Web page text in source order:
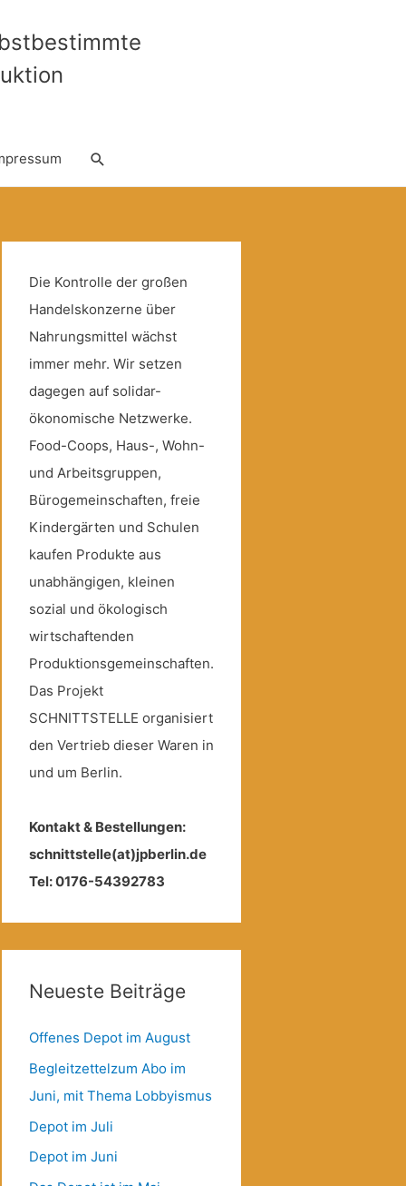
Suche
Die Kontrolle der großen
Handelskonzerne über
Nahrungsmittel wächst
immer mehr. Wir setzen
dagegen auf solidar-
ökonomische Netzwerke.
Food-Coops, Haus-, Wohn-
und Arbeitsgruppen,
Bürogemeinschaften, freie
Kindergärten und Schulen
kaufen Produkte aus
unabhängigen, kleinen
sozial und ökologisch
wirtschaftenden
Produktionsgemeinschaften.
Das Projekt
SCHNITTSTELLE organisiert
den Vertrieb dieser Waren in
und um Berlin.
Kontakt & Bestellungen:
schnittstelle(at)jpberlin.de
Tel: 0176-54392783
Neueste Beiträge
Offenes Depot im August
Begleitzettelzum Abo im
Juni, mit Thema Lobbyismus
Depot im Juli
Depot im Juni